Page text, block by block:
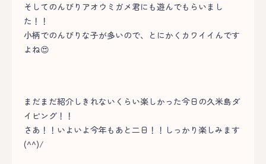
そしてのんびりアオウミガメ君にも遊んでもらいまし
た！！
小柄でのんびりな子が多いので、とにかくカワイイんです
よね😍
まだまだ紹介しきれないくらい楽しかった今日の久米島ダ
イビング！！
さあ！！いよいよ今年もあと二日！！しっかり楽しみます
(^^)/